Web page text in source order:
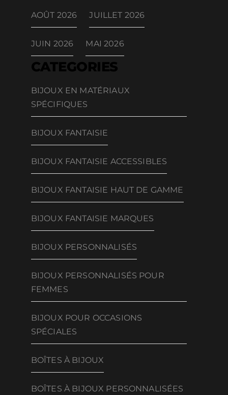
AOÛT 2026 JUILLET 2026
JUIN 2026 MAI 2026
CATEGORIES
BIJOUX EN MATÉRIAUX
SPÉCIFIQUES
BIJOUX FANTAISIE
BIJOUX FANTAISIE ACCESSIBLES
BIJOUX FANTAISIE HAUT DE GAMME
BIJOUX FANTAISIE MARQUES
BIJOUX PERSONNALISÉS
BIJOUX PERSONNALISÉS POUR
FEMMES
BIJOUX POUR OCCASIONS
SPÉCIALES
BOÎTES À BIJOUX
BOÎTES À BIJOUX PERSONNALISÉES